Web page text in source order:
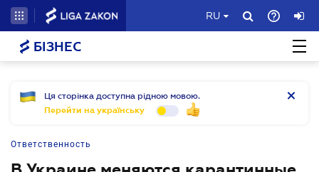
RU
БІЗНЕС
Ця сторінка доступна рідною мовою.
Перейти на українську
Ответственность